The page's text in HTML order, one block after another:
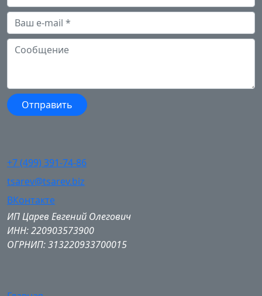
+7 (499) 391-74-86
tsarev@tsarev.biz
ВКонтакте
ИП Царев Евгений Олегович
ИНН: 220903573900
ОГРНИП: 313220933700015